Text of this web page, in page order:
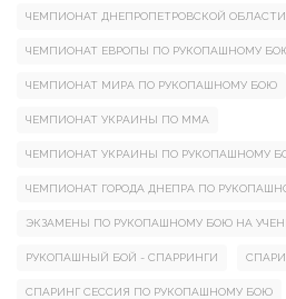
ЧЕМПИОНАТ ДНЕПРОПЕТРОВСКОЙ
ЧЕМПИОНАТ ЕВРОПЫ ПО РУКОПАШНОМУ
ЧЕМПИОНАТ МИРА ПО РУКОПАШНОМУ БОЮ
ЧЕМПИОНАТ УКРАИНЫ ПО ММА
ЧЕМПИОНАТ УКРАИНЫ ПО РУКОПАШНОМУ
ЧЕМПИОНАТ ГОРОДА ДНЕПРА ПО
ЭКЗАМЕНЫ ПО РУКОПАШНОМУ БОЮ НА
РУКОПАШНЫЙ БОЙ - СПАРРИНГИ
СПАРИНГ СЕССИЯ ПО РУКОПАШНОМУ БОЮ